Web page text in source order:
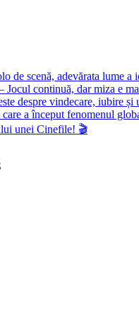
de scenă, adevărata lume
continuă, dar miza e
despre vindecare, iubire și
a început fenomenul
unei Cinefile! 🎬